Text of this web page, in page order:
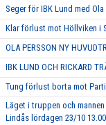
Seger för IBK Lund med
Klar förlust mot Höllviken i
OLA PERSSON NY
IBK LUND OCH RICKARD
Tung förlust borta mot
Läget i truppen och
Lindås lördagen 23/10